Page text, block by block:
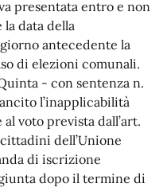
presentata entro e non
data della
antecedente la
di elezioni comunali.
- con sentenza n.
l’inapplicabilità
voto prevista dall’art.
dell’Unione
di iscrizione
dopo il termine di